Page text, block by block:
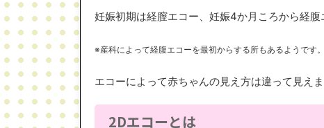
妊娠初期は経膣エコー、妊娠4か月ころから経腹
※産科によって経腹エコーを最初からする所もあるようです。
エコーによって赤ちゃんの見え方は違って見え
2Dエコーとは